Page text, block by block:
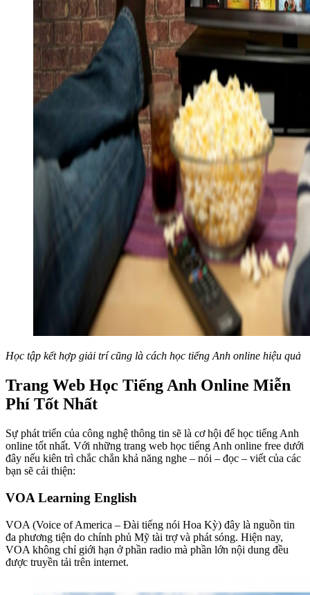
Học tập kết hợp giải trí cũng là cách học tiếng Anh online hiệu quả
Trang Web Học Tiếng Anh Online Miễn
Phí Tốt Nhất
Sự phát triển của công nghệ thông tin sẽ là cơ hội để học tiếng Anh
online tốt nhất. Với những trang web học tiếng Anh online free dưới
đây nếu kiên trì chắc chắn khả năng nghe – nói – đọc – viết của các
bạn sẽ cải thiện:
VOA Learning English
VOA (Voice of America – Đài tiếng nói Hoa Kỳ) đây là nguồn tin
đa phương tiện do chính phủ Mỹ tài trợ và phát sóng. Hiện nay,
VOA không chỉ giới hạn ở phần radio mà phần lớn nội dung đều
được truyền tải trên internet.